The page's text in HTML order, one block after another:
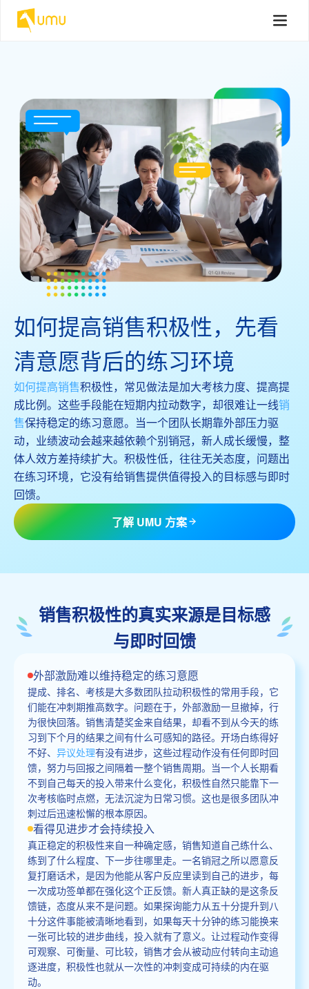
如何提高销售积极性，先看
清意愿背后的练习环境
如何提高销售积极性，常见做法是加大考核力度、提高提
成比例。这些手段能在短期内拉动数字，却很难让一线销
售保持稳定的练习意愿。当一个团队长期靠外部压力驱
动，业绩波动会越来越依赖个别销冠，新人成长缓慢，整
体人效方差持续扩大。积极性低，往往无关态度，问题出
在练习环境，它没有给销售提供值得投入的目标感与即时
回馈。
了解 UMU 方案
销售积极性的真实来源是目标感
与即时回馈
外部激励难以维持稳定的练习意愿
提成、排名、考核是大多数团队拉动积极性的常用手段，它
们能在冲刺期推高数字。问题在于，外部激励一旦撤掉，行
为很快回落。销售清楚奖金来自结果，却看不到从今天的练
习到下个月的结果之间有什么可感知的路径。开场白练得好
不好、 异议处理有没有进步，这些过程动作没有任何即时回
馈，努力与回报之间隔着一整个销售周期。当一个人长期看
不到自己每天的投入带来什么变化，积极性自然只能靠下一
次考核临时点燃，无法沉淀为日常习惯。这也是很多团队冲
刺过后迅速松懈的根本原因。
看得见进步才会持续投入
真正稳定的积极性来自一种确定感，销售知道自己练什么、
练到了什么程度、下一步往哪里走。一名销冠之所以愿意反
复打磨话术，是因为他能从客户反应里读到自己的进步，每
一次成功签单都在强化这个正反馈。新人真正缺的是这条反
馈链，态度从来不是问题。如果探询能力从五十分提升到八
十分这件事能被清晰地看到，如果每天十分钟的练习能换来
一张可比较的进步曲线，投入就有了意义。让过程动作变得
可观察、可衡量、可比较，销售才会从被动应付转向主动追
逐进度，积极性也就从一次性的冲刺变成可持续的内在驱
动。